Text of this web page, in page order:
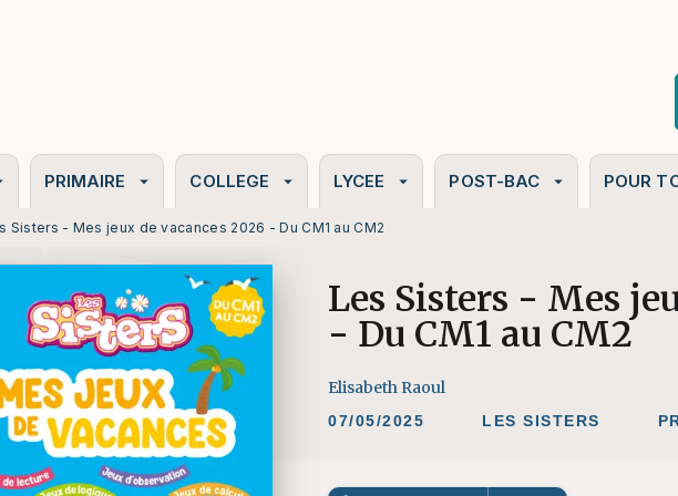
PRIMAIRE arrow_drop_down COLLEGE arrow_drop_down LYCEE arrow_drop_down POST-BAC arrow_drop_down POUR
Sisters - Mes jeux de vacances 2026 - Du CM1 au CM2
Les Sisters - Mes
- Du CM1 au CM2
Elisabeth Raoul
07/05/2025 LES SISTERS